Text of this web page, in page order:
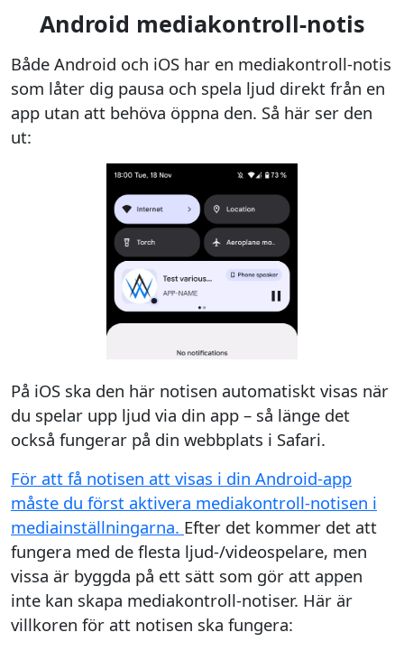
Android mediakontroll-notis
Både Android och iOS har en mediakontroll-notis
som låter dig pausa och spela ljud direkt från en
app utan att behöva öppna den. Så här ser den
ut:
På iOS ska den här notisen automatiskt visas när
du spelar upp ljud via din app – så länge det
också fungerar på din webbplats i Safari.
För att få notisen att visas i din Android-app
måste du först aktivera mediakontroll-notisen i
mediainställningarna. Efter det kommer det att
fungera med de flesta ljud-/videospelare, men
vissa är byggda på ett sätt som gör att appen
inte kan skapa mediakontroll-notiser. Här är
villkoren för att notisen ska fungera: